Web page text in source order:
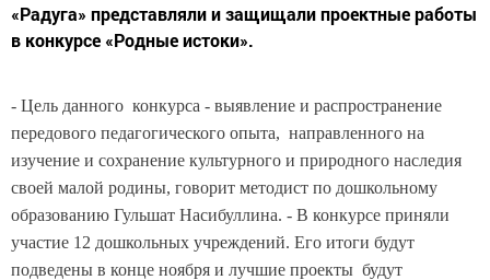
«Радуга» представляли и защищали проектные работы
в конкурсе «Родные истоки».
- Цель данного конкурса - выявление и распространение
передового педагогического опыта, направленного на
изучение и сохранение культурного и природного наследия
своей малой родины, говорит методист по дошкольному
образованию Гульшат Насибуллина. - В конкурсе приняли
участие 12 дошкольных учреждений. Его итоги будут
подведены в конце ноября и лучшие проекты будут